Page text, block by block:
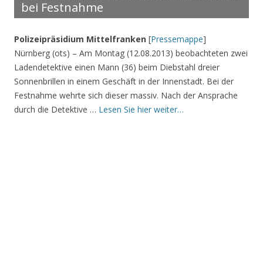
bei Festnahme
Polizeipräsidium Mittelfranken [Pressemappe]
Nürnberg (ots) – Am Montag (12.08.2013) beobachteten zwei
Ladendetektive einen Mann (36) beim Diebstahl dreier
Sonnenbrillen in einem Geschäft in der Innenstadt. Bei der
Festnahme wehrte sich dieser massiv. Nach der Ansprache
durch die Detektive … Lesen Sie hier weiter…